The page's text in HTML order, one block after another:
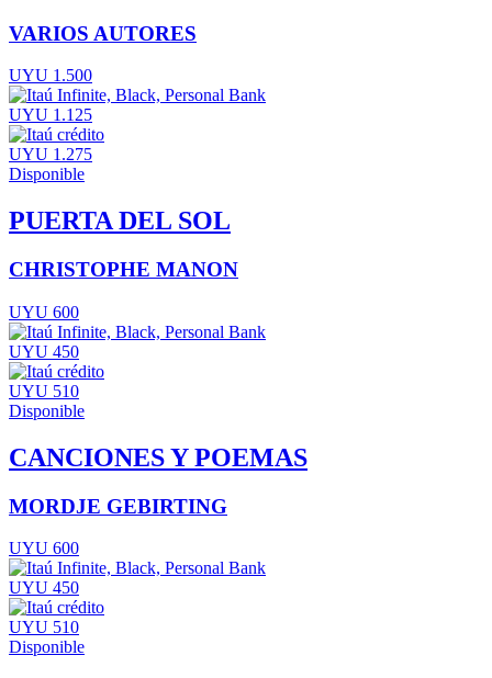
VARIOS AUTORES
UYU 1.500
UYU 1.125
UYU 1.275
Disponible
PUERTA DEL SOL
CHRISTOPHE MANON
UYU 600
UYU 450
UYU 510
Disponible
CANCIONES Y POEMAS
MORDJE GEBIRTING
UYU 600
UYU 450
UYU 510
Disponible